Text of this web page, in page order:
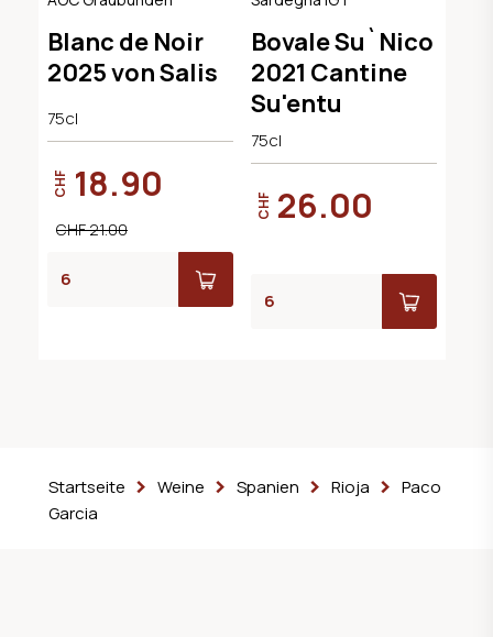
Blanc de Noir
2025 von Salis
75cl
CHF 18.90
CHF 21.00
Bovale Su`Nico
2021 Cantine
Su'entu
75cl
CHF 26.00
Startseite Weine Spanien Rioja
Paco
Garcia